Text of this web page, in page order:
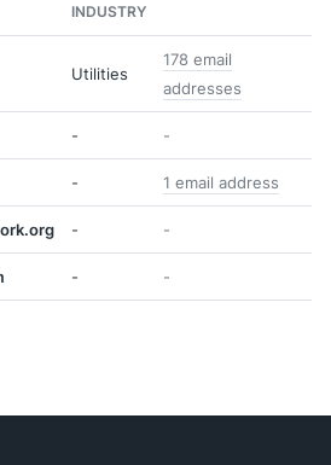
INDUSTRY
Utilities
178 email
addresses
- -
- 1 email address
- -
- -